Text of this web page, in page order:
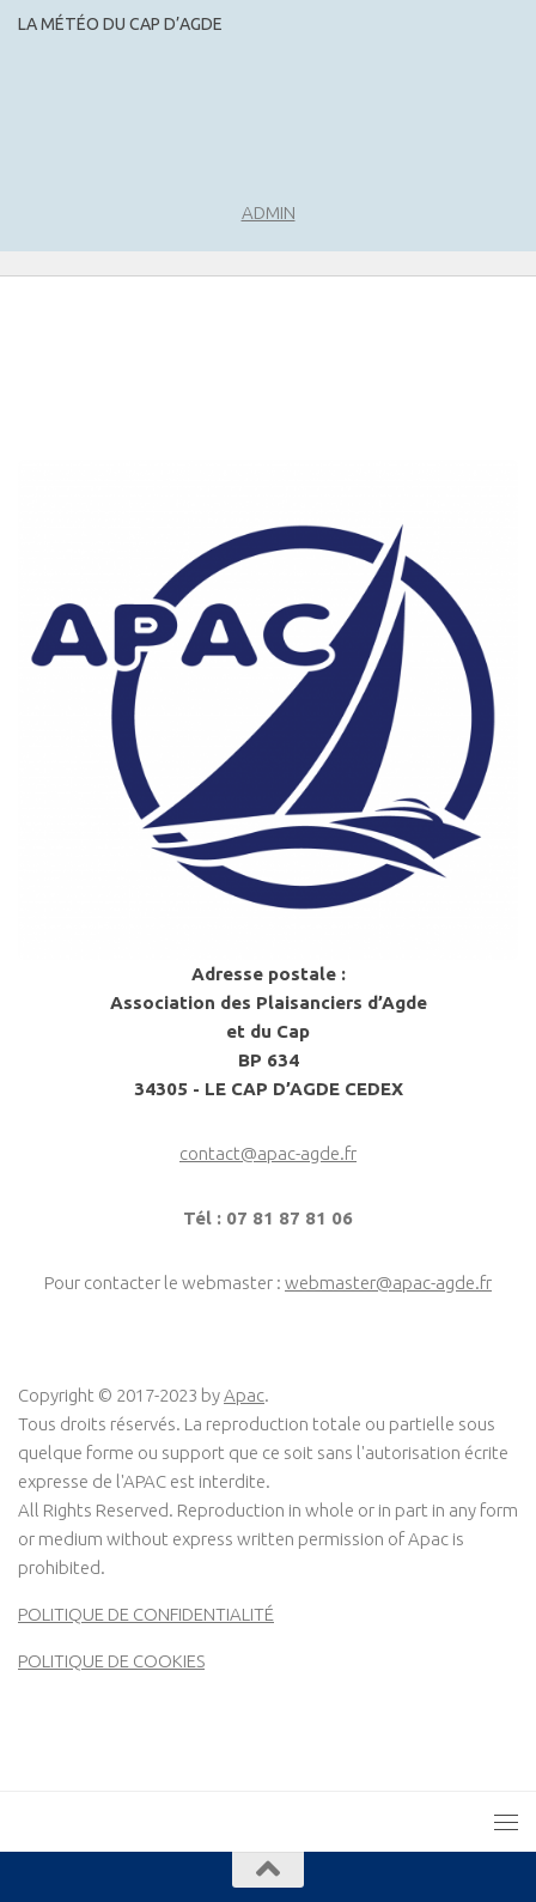
LA MÉTÉO DU CAP D’AGDE
ADMIN
Adresse postale :
Association des Plaisanciers d’Agde
et du Cap
BP 634
34305 - LE CAP D’AGDE CEDEX
contact@apac-agde.fr
Tél : 07 81 87 81 06
Pour contacter le webmaster : webmaster@apac-agde.fr
Copyright © 2017-2023 byApac.
Tous droits réservés. La reproduction totale ou partielle sous
quelque forme ou support que ce soit sans l'autorisation écrite
expresse de l'APAC est interdite.
All Rights Reserved. Reproduction in whole or in part in any form
or medium without express written permission of Apac is
prohibited.
POLITIQUE DE CONFIDENTIALITÉ
POLITIQUE DE COOKIES